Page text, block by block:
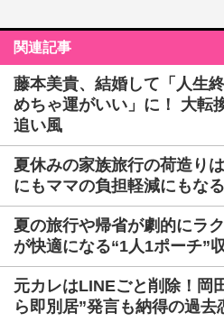
関連記事
藤本美貴、結婚して「人生
めちゃ運がいい」に！ 大転
追い風
夏休みの家族旅行の荷造り
にもママの負担軽減にもな
夏の旅行や帰省が劇的にラ
が快適になる“1人1ポーチ”
元カレはLINEごと削除！岡
ら即別居”発言も納得の過去